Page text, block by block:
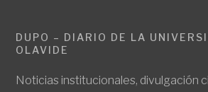
DUPO – DIARIO DE LA
OLAVIDE
Noticias institucionales, divulgación